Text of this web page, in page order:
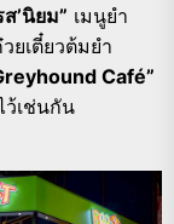
ส’นิยม” เมนูยำ
ยเตี๋ยวต้มยำ
Café”
ว้เช่นกัน